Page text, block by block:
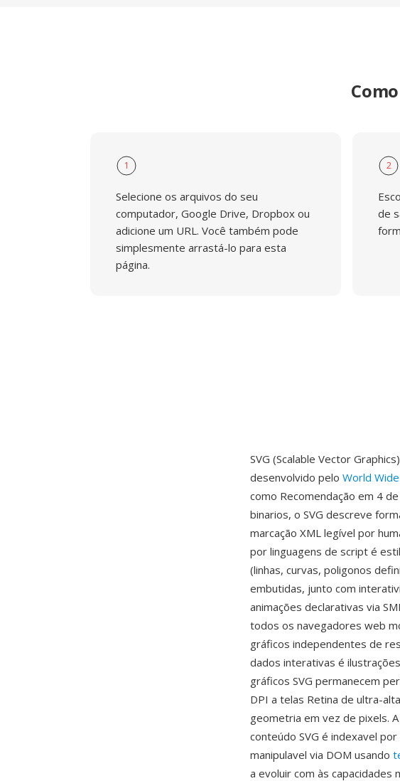
1
Selecione os arquivos do seu
computador, Google Drive, Dropbox ou
adicione um URL. Você também pode
simplesmente arrastá-lo para esta
página.
2
de
SVG (Scalable Vector
desenvolvido pelo World
como Recomendação em 4
binarios, o SVG descreve
marcação XML legível por
por linguagens de script é
(linhas, curvas, poligonos
embutidas, junto com
animações declarativas via
todos os navegadores web
gráficos independentes de
dados interativas é
gráficos SVG permanecem
DPI a telas Retina de ultra-
geometria em vez de pixels.
conteúdo SVG é indexavel
manipulavel via DOM usando
a evoluir com às capacidades